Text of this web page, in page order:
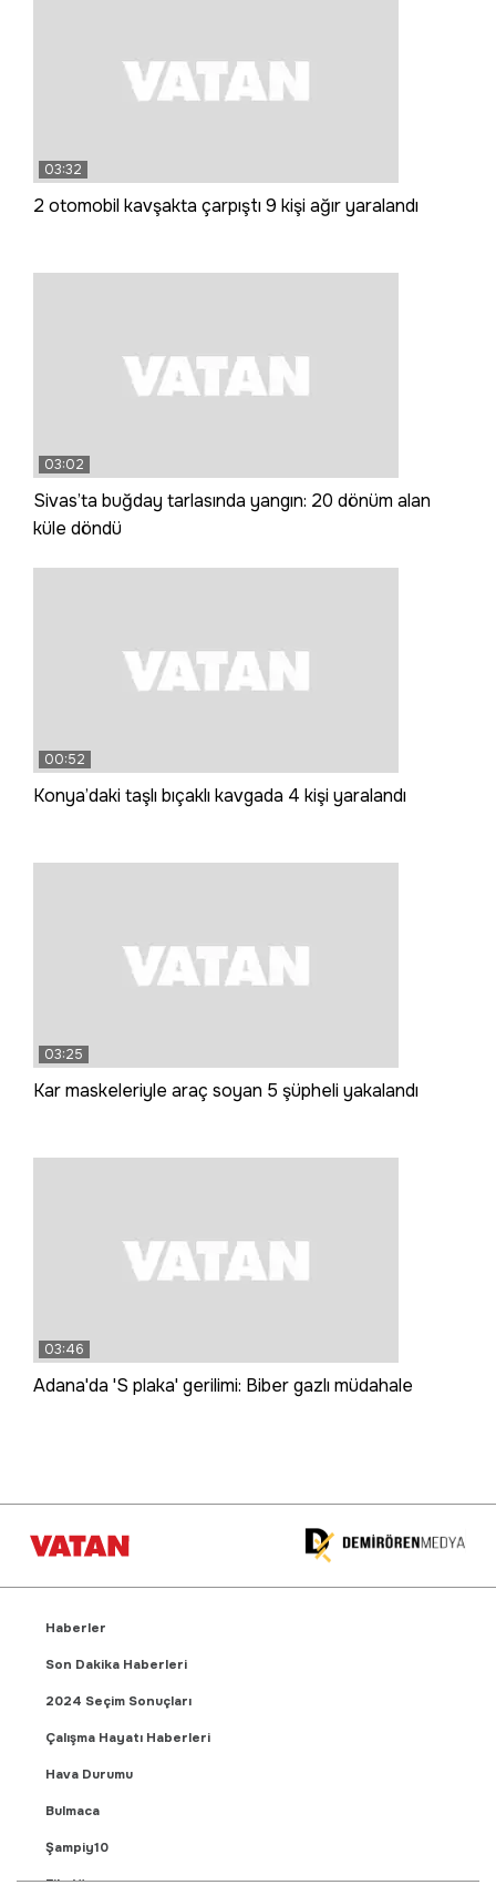
03:32
2 otomobil kavşakta çarpıştı 9 kişi ağır yaralandı
03:02
Sivas’ta buğday tarlasında yangın: 20 dönüm alan
küle döndü
00:52
Konya’daki taşlı bıçaklı kavgada 4 kişi yaralandı
03:25
Kar maskeleriyle araç soyan 5 şüpheli yakalandı
03:46
Adana'da 'S plaka' gerilimi: Biber gazlı müdahale
Haberler
Son Dakika Haberleri
2024 Seçim Sonuçları
Çalışma Hayatı Haberleri
Hava Durumu
Bulmaca
Şampiy10